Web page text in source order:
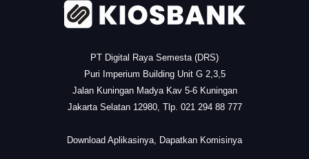
PT Digital Raya Semesta (DRS)
Puri Imperium Building Unit G 2,3,5
Jalan Kuningan Madya Kav 5-6 Kuningan
Jakarta Selatan 12980, Tlp. 021 294 88 777
Download Aplikasinya, Dapatkan Komisinya